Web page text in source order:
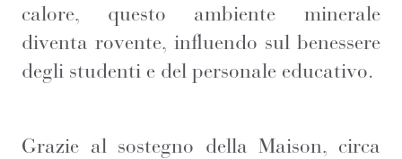
calore, questo ambiente minerale
diventa rovente, influendo sul benessere
degli studenti e del personale educativo.
Grazie al sostegno della Maison, circa